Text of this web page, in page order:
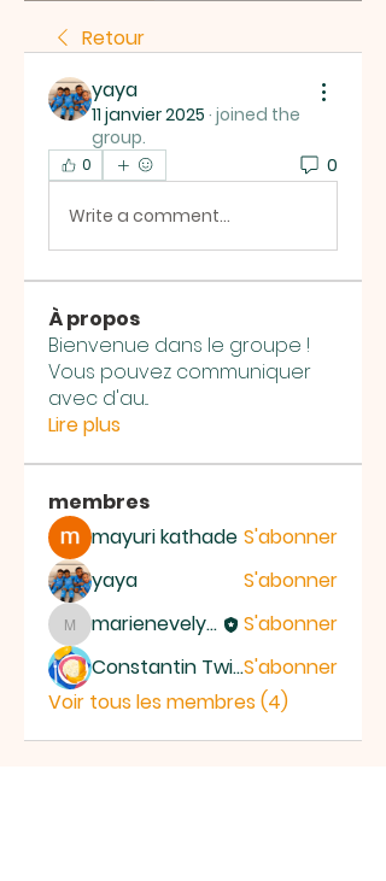
Retour
yaya
11 janvier 2025 · joined the
group.
0 0
Write a comment...
À propos
Bienvenue dans le groupe !
Vous pouvez communiquer
avec d'au...
Lire plus
membres
mayuri kathade S'abonner
yaya
S'abonner
marienevelyne marienevelyne
S'abonner
Constantin TwikaleS'abonner
Voir tous les membres (4)